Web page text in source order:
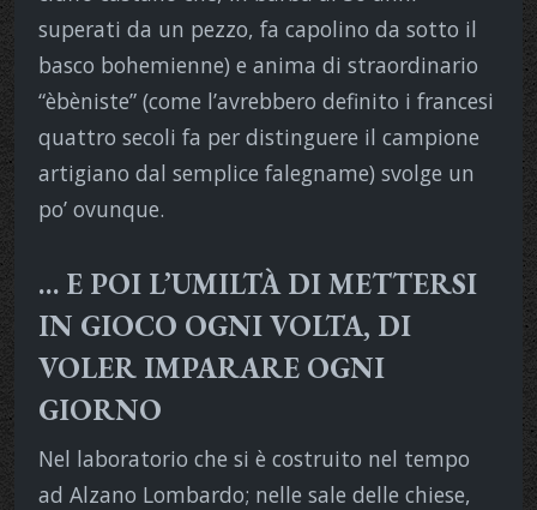
superati da un pezzo, fa capolino da sotto il
basco bohemienne) e anima di straordinario
“èbèniste” (come l’avrebbero definito i francesi
quattro secoli fa per distinguere il campione
artigiano dal semplice falegname) svolge un
po’ ovunque.
… E POI L’UMILTÀ DI METTERSI
IN GIOCO OGNI VOLTA, DI
VOLER IMPARARE OGNI
GIORNO
Nel laboratorio che si è costruito nel tempo
ad Alzano Lombardo; nelle sale delle chiese,